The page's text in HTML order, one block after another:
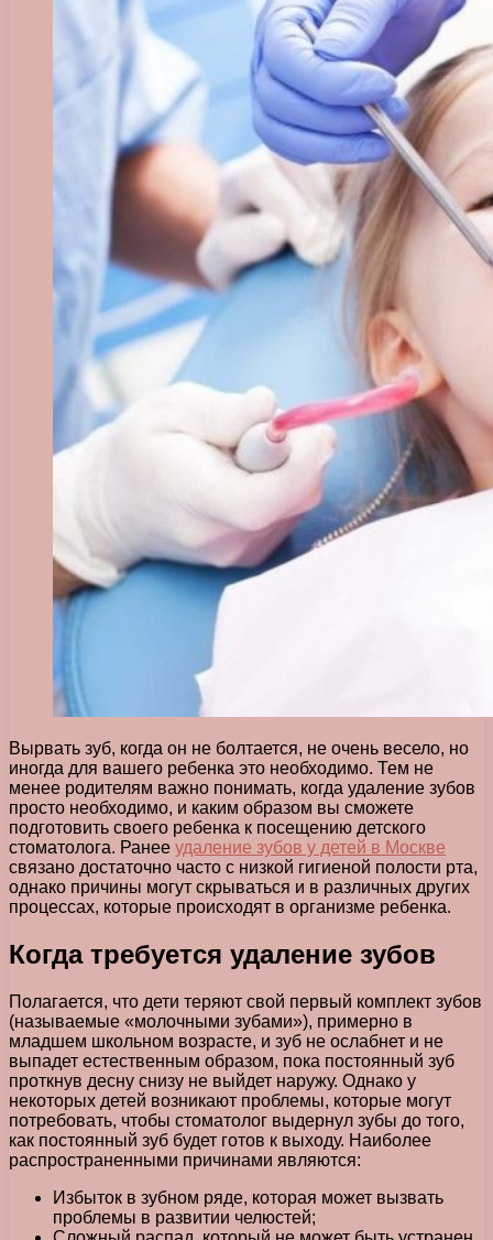
Вырвать зуб, когда он не болтается, не очень весело, но
иногда для вашего ребенка это необходимо. Тем не
менее родителям важно понимать, когда удаление зубов
просто необходимо, и каким образом вы сможете
подготовить своего ребенка к посещению детского
стоматолога. Ранее удаление зубов у детей в Москве
связано достаточно часто с низкой гигиеной полости рта,
однако причины могут скрываться и в различных других
процессах, которые происходят в организме ребенка.
Когда требуется удаление зубов
Полагается, что дети теряют свой первый комплект зубов
(называемые «молочными зубами»), примерно в
младшем школьном возрасте, и зуб не ослабнет и не
выпадет естественным образом, пока постоянный зуб
проткнув десну снизу не выйдет наружу. Однако у
некоторых детей возникают проблемы, которые могут
потребовать, чтобы стоматолог выдернул зубы до того,
как постоянный зуб будет готов к выходу. Наиболее
распространенными причинами являются:
Избыток в зубном ряде, которая может вызвать
проблемы в развитии челюстей;